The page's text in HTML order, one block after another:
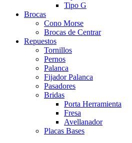
Tipo G
Brocas
Cono Morse
Brocas de Centrar
Repuestos
Tornillos
Pernos
Palanca
Fijador Palanca
Pasadores
Bridas
Porta Herramienta
Fresa
Avellanador
Placas Bases